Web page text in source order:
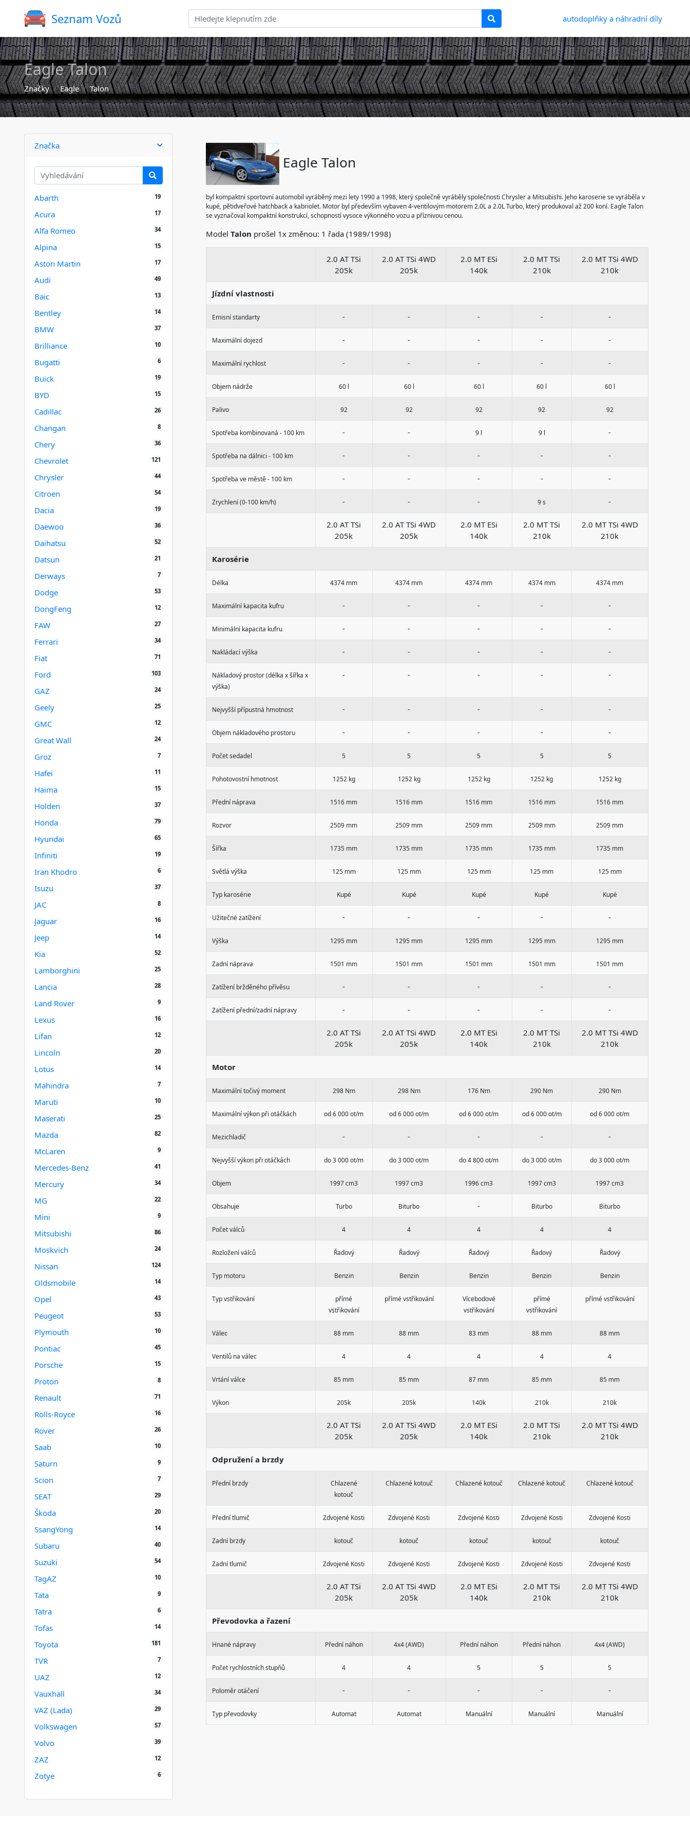
Seznam Vozů autodoplňky a náhradní díly
Eagle Talon
Značky Eagle Talon
Značka
Abarth 19
Acura 17
Alfa Romeo 34
Alpina 15
Aston Martin 17
Audi 49
Baic 13
Bentley 14
BMW 37
Brilliance 10
Bugatti 6
Buick 19
BYD 15
Cadillac 26
Changan 8
Chery 36
Chevrolet 121
Chrysler 44
Citroen 54
Dacia 19
Daewoo 36
Daihatsu 52
Datsun 21
Derways 7
Dodge 53
DongFeng 12
FAW 27
Ferrari 34
Fiat 71
Ford 103
GAZ 24
Geely 25
GMC 12
Great Wall 24
Groz 7
Hafei 11
Haima 15
Holden 37
Honda 79
Hyundai 65
Infiniti 19
Iran Khodro 6
Isuzu 37
JAC 8
Jaguar 16
Jeep 14
Kia 52
Lamborghini 25
Lancia 28
Land Rover 9
Lexus 16
Lifan 12
Lincoln 20
Lotus 14
Mahindra 7
Maruti 10
Maserati 25
Mazda 82
McLaren 9
Mercedes-Benz 41
Mercury 34
MG 22
Mini 9
Mitsubishi 86
Moskvich 24
Nissan 124
Oldsmobile 14
Opel 43
Peugeot 53
Plymouth 10
Pontiac 45
Porsche 15
Proton 8
Renault 71
Rolls-Royce 16
Rover 26
Saab 10
Saturn 9
Scion 7
SEAT 29
Škoda 20
SsangYong 14
Subaru 40
Suzuki 54
TagAZ 10
Tata 9
Tatra 6
Tofas 14
Toyota 181
TVR 7
UAZ 12
Vauxhall 34
VAZ (Lada) 29
Volkswagen 57
Volvo 39
ZAZ 12
Zotye 6
Eagle Talon
byl kompaktní sportovní automobil vyráběný mezi lety 1990 a 1998, který společně vyráběly společnosti Chrysler a Mitsubishi. Jeho karoserie se vyráběla v
kupé, pětidveřové hatchback a kabriolet. Motor byl především vybaven 4-ventilovým motorem 2.0L a 2.0L Turbo, který produkoval až 200 koní. Eagle Talon
se vyznačoval kompaktní konstrukcí, schopností vysoce výkonného vozu a příznivou cenou.
Model Talon prošel 1x změnou: 1 řada (1989/1998)
2.0 AT TSi
205k
2.0 AT TSi 4WD
205k
2.0 MT ESi
140k
2.0 MT TSi
210k
2.0 MT TSi 4WD
210k
Jízdní vlastnosti
Emisní standarty - - - - -
Maximální dojezd - - - - -
Maximální rychlost - - - - -
Objem nádrže 60 l 60 l 60 l 60 l 60 l
Palivo 92 92 92 92 92
Spotřeba kombinovaná - 100 km - - 9 l 9 l -
Spotřeba na dálnici - 100 km - - - - -
Spotřeba ve městě - 100 km - - - - -
Zrychlení (0-100 km/h) - - - 9 s -
2.0 AT TSi
205k
2.0 AT TSi 4WD
205k
2.0 MT ESi
140k
2.0 MT TSi
210k
2.0 MT TSi 4WD
210k
Karosérie
Délka 4374 mm 4374 mm 4374 mm 4374 mm 4374 mm
Maximální kapacita kufru - - - - -
Minimální kapacita kufru - - - - -
Nakládací výška - - - - -
Nákladový prostor (délka x šířka x
výška)
- - - - -
Nejvyšší přípustná hmotnost - - - - -
Objem nákladového prostoru - - - - -
Počet sedadel 5 5 5 5 5
Pohotovostní hmotnost 1252 kg 1252 kg 1252 kg 1252 kg 1252 kg
Přední náprava 1516 mm 1516 mm 1516 mm 1516 mm 1516 mm
Rozvor 2509 mm 2509 mm 2509 mm 2509 mm 2509 mm
Šířka 1735 mm 1735 mm 1735 mm 1735 mm 1735 mm
Světlá výška 125 mm 125 mm 125 mm 125 mm 125 mm
Typ karosérie Kupé Kupé Kupé Kupé Kupé
Užitečné zatížení - - - - -
Výška 1295 mm 1295 mm 1295 mm 1295 mm 1295 mm
Zadní náprava 1501 mm 1501 mm 1501 mm 1501 mm 1501 mm
Zatížení bržděného přívěsu - - - - -
Zatížení přední/zadní nápravy - - - - -
2.0 AT TSi
205k
2.0 AT TSi 4WD
205k
2.0 MT ESi
140k
2.0 MT TSi
210k
2.0 MT TSi 4WD
210k
Motor
Maximální točivý moment 298 Nm 298 Nm 176 Nm 290 Nm 290 Nm
Maximální výkon při otáčkách od 6 000 ot/m od 6 000 ot/m od 6 000 ot/m od 6 000 ot/m od 6 000 ot/m
Mezichladič - - - - -
Nejvyšší výkon při otáčkách do 3 000 ot/m do 3 000 ot/m do 4 800 ot/m do 3 000 ot/m do 3 000 ot/m
Objem 1997 cm3 1997 cm3 1996 cm3 1997 cm3 1997 cm3
Obsahuje Turbo Biturbo - Biturbo Biturbo
Počet válců 4 4 4 4 4
Rozložení válců Řadový Řadový Řadový Řadový Řadový
Typ motoru Benzin Benzin Benzin Benzin Benzin
Typ vstřikování
přímé
vstřikování
přímé vstřikování
Vícebodové
vstřikování
přímé
vstřikování
přímé vstřikování
Válec 88 mm 88 mm 83 mm 88 mm 88 mm
Ventilů na válec 4 4 4 4 4
Vrtání válce 85 mm 85 mm 87 mm 85 mm 85 mm
Výkon 205k 205k 140k 210k 210k
2.0 AT TSi
205k
2.0 AT TSi 4WD
205k
2.0 MT ESi
140k
2.0 MT TSi
210k
2.0 MT TSi 4WD
210k
Odpružení a brzdy
Přední brzdy
Chlazené
kotouč
Chlazené kotouč Chlazené kotouč Chlazené kotouč Chlazené kotouč
Přední tlumič Zdvojené Kosti Zdvojené Kosti Zdvojené Kosti Zdvojené Kosti Zdvojené Kosti
Zadní brzdy kotouč kotouč kotouč kotouč kotouč
Zadní tlumič Zdvojené Kosti Zdvojené Kosti Zdvojené Kosti Zdvojené Kosti Zdvojené Kosti
2.0 AT TSi
205k
2.0 AT TSi 4WD
205k
2.0 MT ESi
140k
2.0 MT TSi
210k
2.0 MT TSi 4WD
210k
Převodovka a řazení
Hnané nápravy Přední náhon 4x4 (AWD) Přední náhon Přední náhon 4x4 (AWD)
Počet rychlostních stupňů 4 4 5 5 5
Poloměr otáčení - - - - -
Typ převodovky Automat Automat Manuální Manuální Manuální